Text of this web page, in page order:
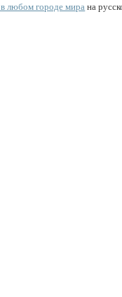
любом городе мира на